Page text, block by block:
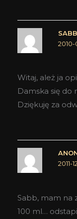
2010-
Witaj, ależ ja
Damska się do
Dziękuję za
2011-
Sabb, mam na
100 ml…